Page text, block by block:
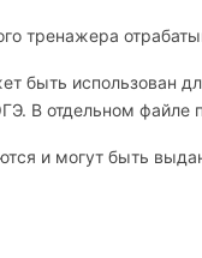
тренажера
быть использован
В отдельном файле
и могут быть